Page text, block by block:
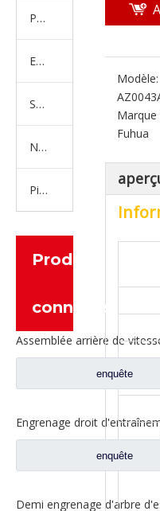
Produits en caoutchouc
Embrayage Série
Série de bras de réglage
Nouvelles pièces de camion d'énergie
Pièces de moteur
Produits
connexes
enquête
enquête
Modèle:
Marque
Fuhua